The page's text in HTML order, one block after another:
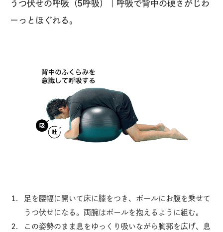
うつ伏せの呼吸（5呼吸）｜呼吸で背中の硬さがじわ
ーっとほぐれる。
足を腰幅に開いて床に膝をつき、ボールにお腹を乗せて
うつ伏せになる。両腕はボールを抱えるように組む。
この姿勢のまま息をゆっくり吸いながら胸郭を広げ、息